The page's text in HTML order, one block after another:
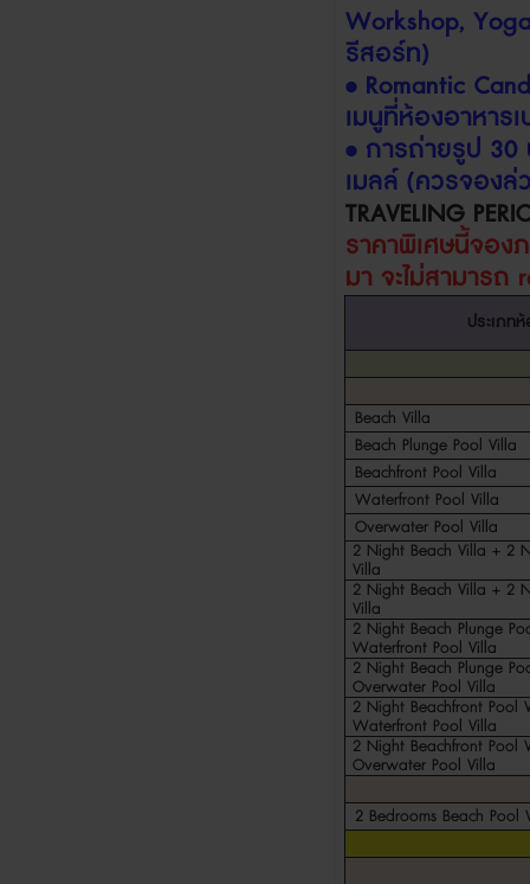
Workshop,
รีสอร์ท)
• Romantic
เมนูที่ห้องอาหาร
• การถ่ายรูป 30
เมลล์ (ควรจองล่
TRAVELING
ราคาพิเศษนี้จอง
มา จะไม่สามารถ
ประเภท
Beach Villa
Beach Plunge Pool Villa
Beachfront Pool Villa
Waterfront Pool Villa
Overwater Pool Villa
2 Night Beach Villa + 2
Villa
2 Night Beach Villa + 2
Villa
2 Night Beach Plunge
Waterfront Pool Villa
2 Night Beach Plunge
Overwater Pool Villa
2 Night Beachfront Pool
Waterfront Pool Villa
2 Night Beachfront Pool
Overwater Pool Villa
2 Bedrooms Beach Pool